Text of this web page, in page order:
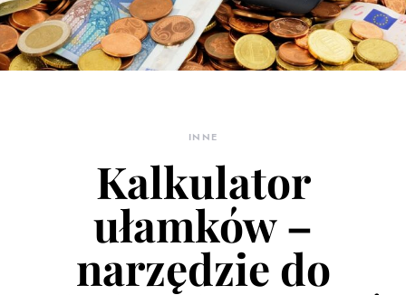
INNE
Kalkulator
ułamków –
narzędzie do